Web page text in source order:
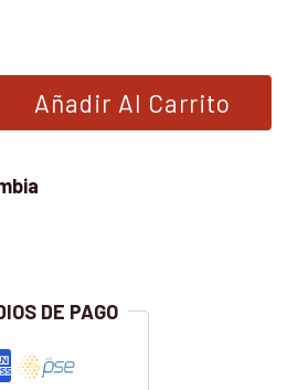
Añadir Al Carrito
DE PAGO